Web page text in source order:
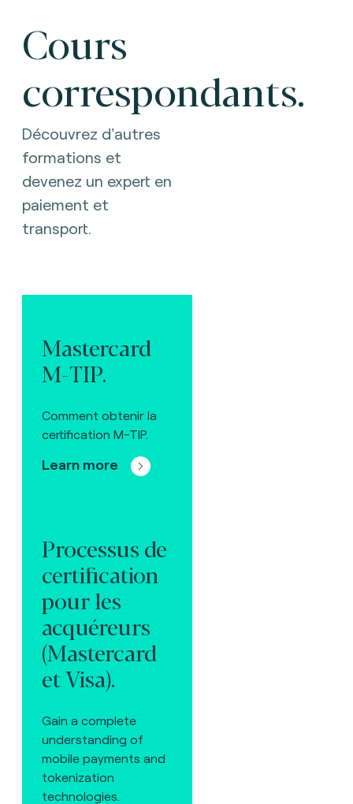
Cours
correspondants.
Découvrez d'autres
formations et
devenez un expert en
paiement et
transport.
Mastercard
M-TIP.
Comment obtenir la
certification M-TIP.
Learn more
Processus de
certification
pour les
acquéreurs
(Mastercard
et Visa).
Gain a complete
understanding of
mobile payments and
tokenization
technologies.